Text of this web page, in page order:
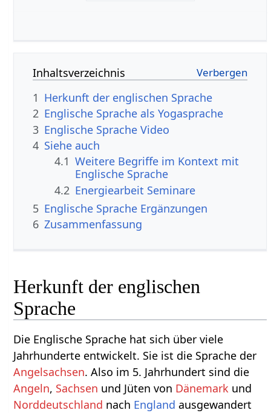
Inhaltsverzeichnis
1 Herkunft der englischen Sprache
2 Englische Sprache als Yogasprache
3
Englische Sprache‏‎ Video
4 Siehe auch
4.1 Weitere Begriffe im Kontext mit
4.2 Energiearbeit Seminare
5
Englische Sprache‏‎ Ergänzungen
6 Zusammenfassung
Herkunft der englischen
Sprache
Die Englische Sprache hat sich über viele
Jahrhunderte entwickelt. Sie ist die Sprache der
Angelsachsen. Also im 5. Jahrhundert sind die
Angeln, Sachsen und Jüten von Dänemark und
Norddeutschland nach England ausgewandert